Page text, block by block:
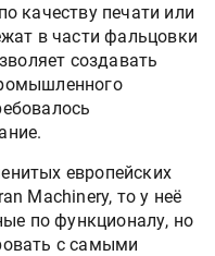
качеству печати или
в части фальцовки
создавать
европейских
Machinery, то у неё
по функционалу, но
с самыми